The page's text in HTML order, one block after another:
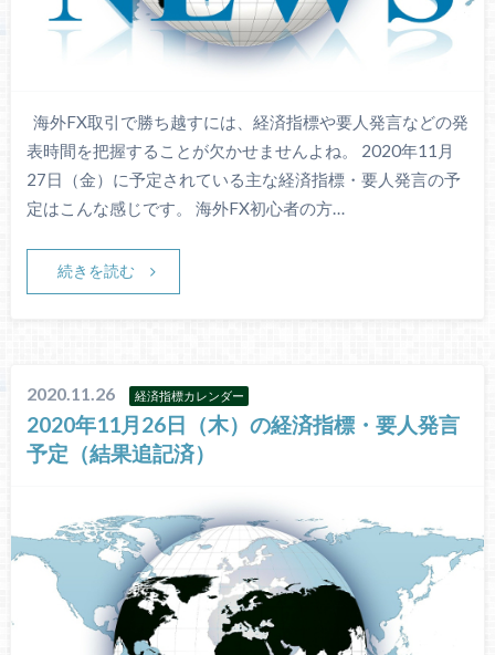
海外FX取引で勝ち越すには、経済指標や要人発言などの発
表時間を把握することが欠かせませんよね。 2020年11月
27日（金）に予定されている主な経済指標・要人発言の予
定はこんな感じです。 海外FX初心者の方…
続きを読む
2020.11.26 経済指標カレンダー
2020年11月26日（木）の経済指標・要人発言
予定（結果追記済）